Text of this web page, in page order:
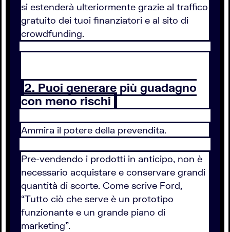
si estenderà ulteriormente grazie al traffico
gratuito dei tuoi finanziatori e al sito di
crowdfunding.
2. Puoi generare più guadagno
con meno rischi
Ammira il potere della prevendita.
Pre-vendendo i prodotti in anticipo, non è
necessario acquistare e conservare grandi
quantità di scorte. Come scrive Ford,
“Tutto ciò che serve è un prototipo
funzionante e un grande piano di
marketing”.